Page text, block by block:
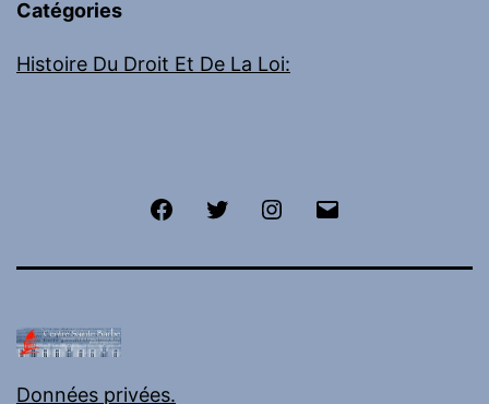
Catégories
Histoire Du Droit Et De La Loi:
FacebookTwitter Instagram
Données privées.